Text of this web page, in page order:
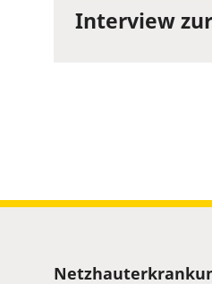
Interview
Sitemap